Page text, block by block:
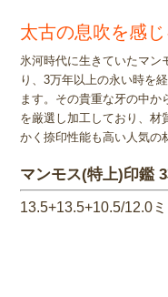
太古の息吹を感
氷河時代に生きていたマン
り、3万年以上の永い時を
ます。その貴重な牙の中
を厳選し加工しており、材
かく捺印性能も高い人気の
マンモス(特上)印鑑
13.5+13.5+10.5/12.0ミ